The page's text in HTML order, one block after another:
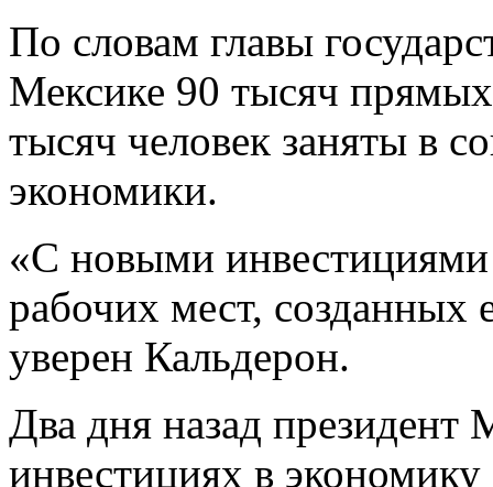
По словам главы
Мексике 90 тысяч
тысяч человек заняты в
экономики.
«С новыми
рабочих мест,
уверен Кальдерон.
Два дня назад
инвестициях в